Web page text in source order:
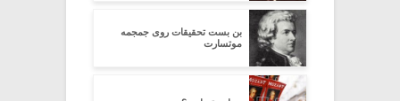
بن بست تحقیقات روی جمجمه
موتسارت